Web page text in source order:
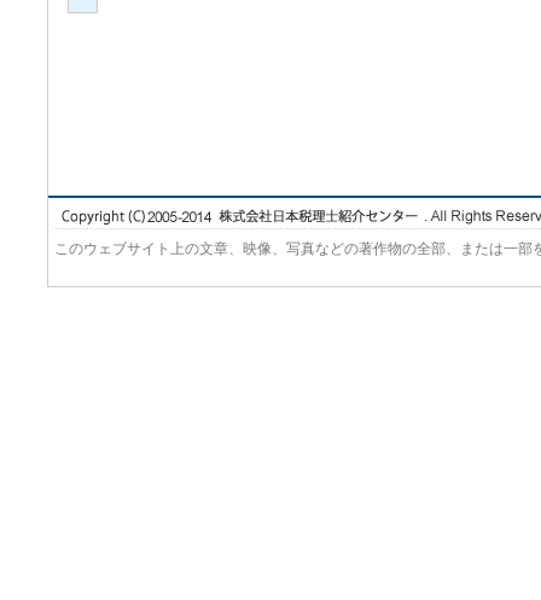
このウェブサイト上の文章、映像、写真などの著作物の全部、または一